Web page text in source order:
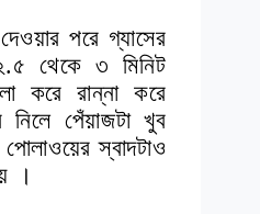
পরে গ্যাসের
থেকে ৩ মিনিট
করে রান্না করে
পেঁয়াজটা খুব
স্বাদটাও
।